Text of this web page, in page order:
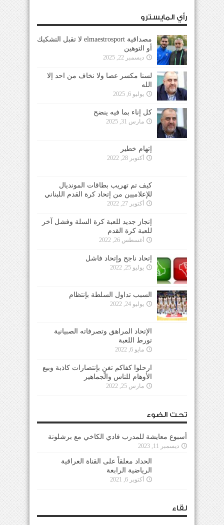
رأي المايسترو
مصداقية elmaestrosport لا تقبل التشكيك
أو التوهين
ديسمبر 22, 2025
لسنا مكسر عصا ولا نخاف من احد إلا
الله
يوليو 6, 2025
كل إناء بما فيه ينضح
مارس 31, 2025
إتهام خطير
أكتوبر 28, 2022
كيف تم تهريب بطاقات المونديال
للإعلاميين من إتحاد كرة القدم اللبناني
أكتوبر 27, 2022
إنجاز جديد للعبة كرة السلة وفشل آخر
للعبة كرة القدم
أغسطس 26, 2022
إتحاد ناجح وإتحاد فاشل
يوليو 25, 2022
السبب تداول السلطة بإنتظام
يوليو 24, 2022
الإتحاد المراهق وتصرفاته الصبيانية
تورط اللعبة
مايو 6, 2022
ارحلوا كفاكم تغنٍ بإنتصارات كاذبة وبيع
الأوهام للناس والجماهير
مارس 25, 2022
تحت الضوء
أسبوع معايشة للمدرب فادي الكاخي مع برشلونة
ديسمبر 11, 2023
الحداد معلقاً على القناة العراقية
الرياضية الرابعة
أكتوبر 6, 2021
لقاء